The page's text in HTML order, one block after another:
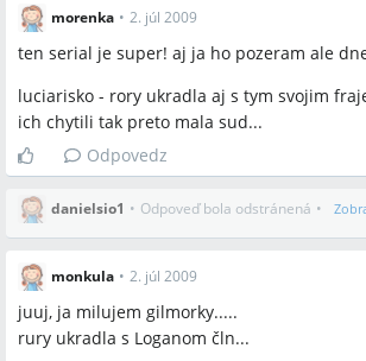
morenka • 2. júl 2009
ten serial je super! aj ja ho pozeram ale
luciarisko - rory ukradla aj s tym svojim
ich chytili tak preto mala sud...
Odpovedz
danielsio1 • Odpoveď bola odstránená •
monkula • 2. júl 2009
juuj, ja milujem gilmorky.....
rury ukradla s Loganom čln...